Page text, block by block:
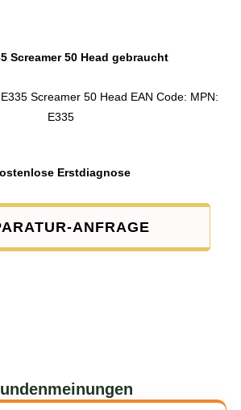
Screamer 50 Head gebraucht
Screamer 50 Head EAN Code: MPN:
E335
Erstdiagnose
ANFRAGE